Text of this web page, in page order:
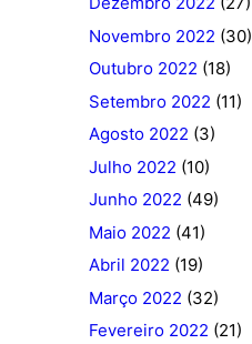
Novembro 2022 (30)
Outubro 2022 (18)
Setembro 2022 (11)
Agosto 2022 (3)
Julho 2022 (10)
Junho 2022 (49)
Maio 2022 (41)
Abril 2022 (19)
Março 2022 (32)
Fevereiro 2022 (21)